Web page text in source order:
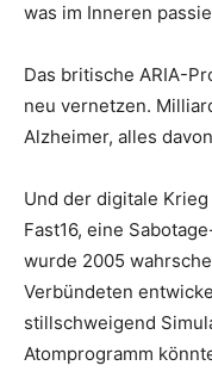
was im Inneren
Das britische ARIA-
neu vernetzen.
Alzheimer, alles
Und der digitale
Fast16, eine
wurde 2005
Verbündeten
stillschweigend
Atomprogramm